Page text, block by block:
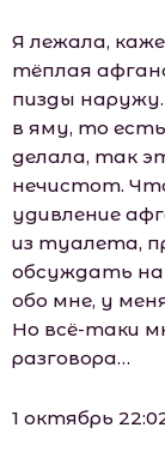
Я лежала,
тёплая
пизды
в яму, то
делала, так
нечистот.
удивление
из туалета,
обсуждать на
обо мне, у
Но всё-таки
разговора…
1 октябрь